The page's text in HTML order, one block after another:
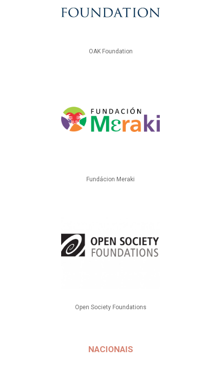
OAK Foundation
Fundácion Meraki
Open Society Foundations
NACIONAIS